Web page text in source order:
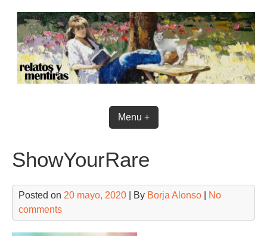
content
Menu +
ShowYourRare
Posted on 20 mayo, 2020 | By Borja Alonso
No
comments